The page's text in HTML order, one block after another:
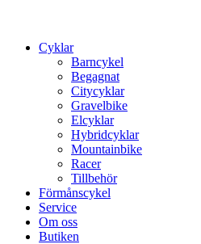
Cyklar
Barncykel
Begagnat
Citycyklar
Gravelbike
Elcyklar
Hybridcyklar
Mountainbike
Racer
Tillbehör
Förmånscykel
Service
Om oss
Butiken